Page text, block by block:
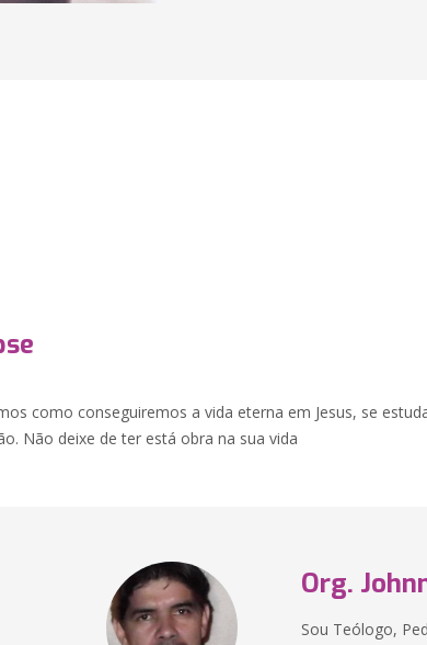
como conseguiremos a vida eterna em Jesus, se
Não deixe de ter está obra na sua vida
Org.
Sou Teólogo,